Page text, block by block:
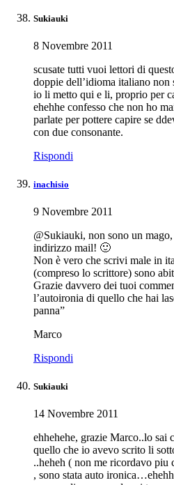
Sukiauki
8 Novembre 2011
scusate tutti vuoi lettori di
doppie dell’idioma italiano
io li metto qui e li, proprio per
ehehhe confesso che non ho
parlate per pottere capire se
con due consonante.
Rispondi
inachisio
9 Novembre 2011
@Sukiauki, non sono un
indirizzo mail! 🙂
Non è vero che scrivi male in
(compreso lo scrittore) sono
Grazie davvero dei tuoi
l’autoironia di quello che hai
panna”
Marco
Rispondi
Sukiauki
14 Novembre 2011
ehhehehe, grazie Marco..lo sai
quello che io avevo scrito li
..heheh ( non me ricordavo
, sono stata auto